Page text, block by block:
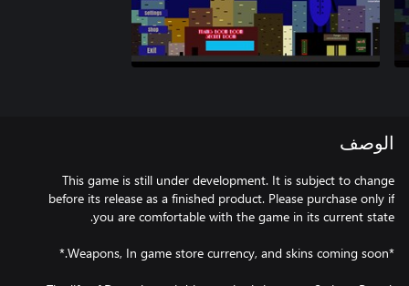
الوصف
This game is still under development. It is subject to change
before its release as a finished product. Please purchase only if